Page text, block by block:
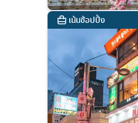
เน้นช้อปปิ้ง